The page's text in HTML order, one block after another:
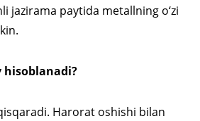
jazirama paytida metallning o‘zi
hisoblanadi?
Harorat oshishi bilan